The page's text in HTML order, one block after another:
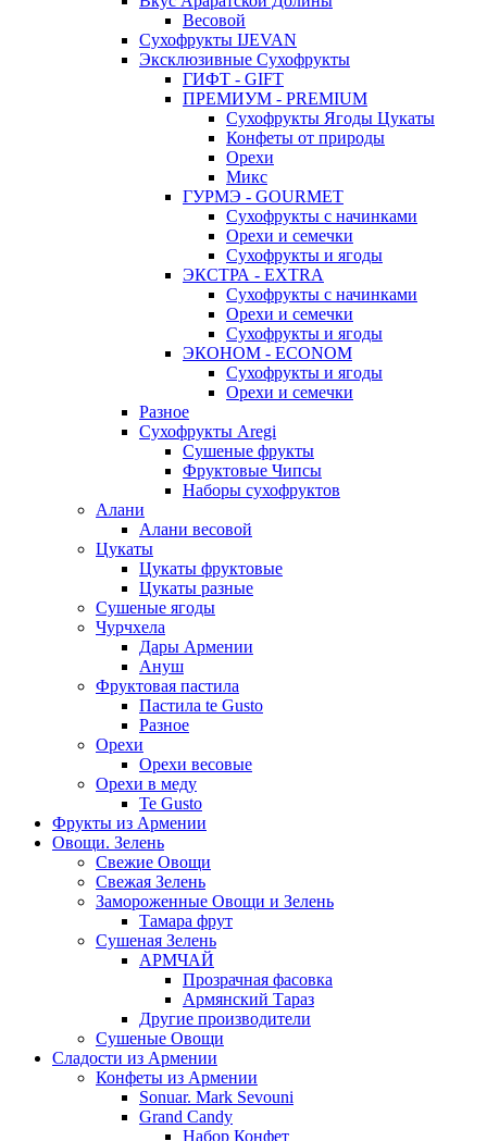
Весовой
Сухофрукты IJEVAN
Эксклюзивные Сухофрукты
ГИФТ - GIFT
ПРЕМИУМ - PREMIUM
Сухофрукты Ягоды Цукаты
Конфеты от природы
Орехи
Микс
ГУРМЭ - GOURMET
Сухофрукты с начинками
Орехи и семечки
Сухофрукты и ягоды
ЭКСТРА - EXTRA
Сухофрукты с начинками
Орехи и семечки
Сухофрукты и ягоды
ЭКОНОМ - ECONOM
Сухофрукты и ягоды
Орехи и семечки
Разное
Сухофрукты Aregi
Сушеные фрукты
Фруктовые Чипсы
Наборы сухофруктов
Алани
Алани весовой
Цукаты
Цукаты фруктовые
Цукаты разные
Сушеные ягоды
Чурчхела
Дары Армении
Ануш
Фруктовая пастила
Пастила te Gusto
Разное
Орехи
Орехи весовые
Орехи в меду
Te Gusto
Фрукты из Армении
Овощи. Зелень
Свежие Овощи
Свежая Зелень
Замороженные Овощи и Зелень
Тамара фрут
Сушеная Зелень
АРМЧАЙ
Прозрачная фасовка
Армянский Тараз
Другие производители
Сушеные Овощи
Сладости из Армении
Конфеты из Армении
Sonuar. Mark Sevouni
Grand Candy
Набор Конфет